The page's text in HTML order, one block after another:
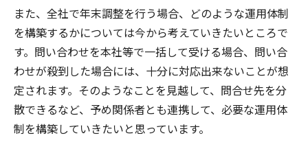
また、全社で年末調整を行う場合、どのような運用体制
を構築するかについては今から考えていきたいところで
す。問い合わせを本社等で一括して受ける場合、問い合
わせが殺到した場合には、十分に対応出来ないことが想
定されます。そのようなことを見越して、問合せ先を分
散できるなど、予め関係者とも連携して、必要な運用体
制を構築していきたいと思っています。